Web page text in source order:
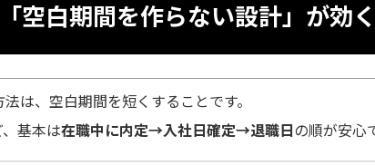
空白期間を作らない設計」が効く
は、空白期間を短くすることです。
基本は在職中に内定→入社日確定→退職日の順が安心